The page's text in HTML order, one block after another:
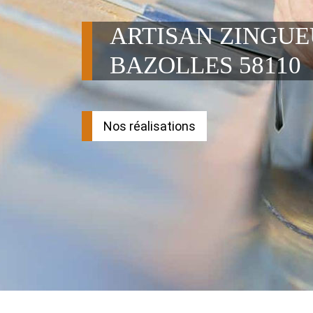
ARTISAN
BAZOLLES 58110
Nos réalisations